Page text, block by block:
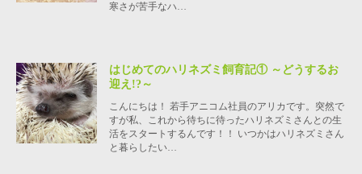
寒さが苦手なハ…
はじめてのハリネズミ飼育記① ～どうするお
迎え!?～
こんにちは！ 若手アニコム社員のアリカです。突然で
すが私、これから待ちに待ったハリネズミさんとの生
活をスタートするんです！！ いつかはハリネズミさん
と暮らしたい…